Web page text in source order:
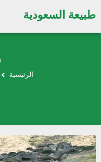
طبيعة السعودية
الرئيسية